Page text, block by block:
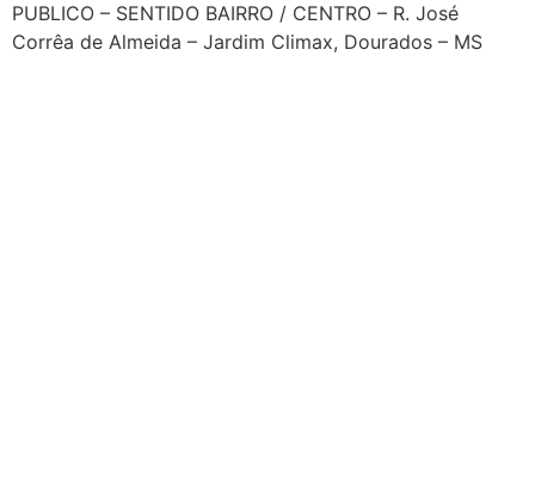
PUBLICO – SENTIDO BAIRRO / CENTRO – R. José
Corrêa de Almeida – Jardim Climax, Dourados – MS